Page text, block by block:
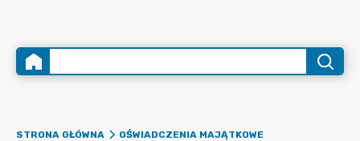
STRONA GŁÓWNA
OŚWIADCZENIA MAJĄTKOWE